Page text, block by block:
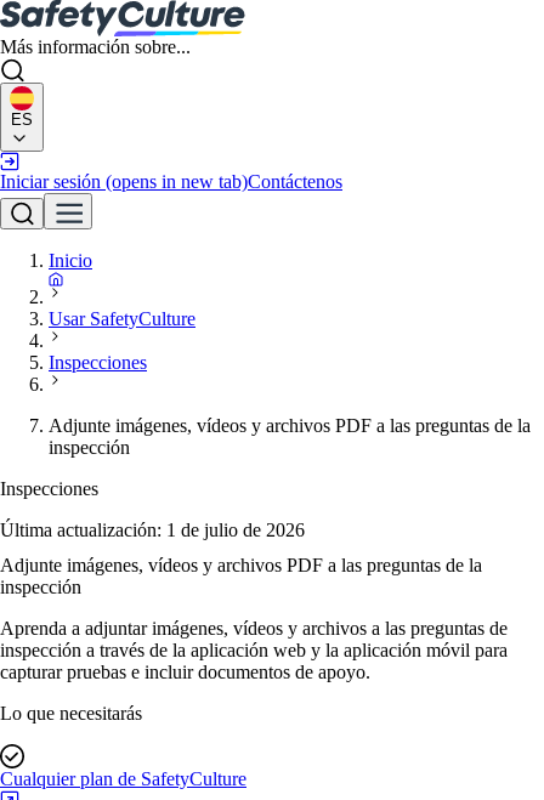
Más información sobre...
ES
Iniciar sesión (opens in new tab)Contáctenos
Inicio
Usar SafetyCulture
Inspecciones
Adjunte imágenes, vídeos y archivos PDF a las preguntas de la
inspección
Inspecciones
Última actualización: 1 de julio de 2026
Adjunte imágenes, vídeos y archivos PDF a las preguntas de la
inspección
Aprenda a adjuntar imágenes, vídeos y archivos a las preguntas de
inspección a través de la aplicación web y la aplicación móvil para
capturar pruebas e incluir documentos de apoyo.
Lo que necesitarás
Cualquier plan de SafetyCulture